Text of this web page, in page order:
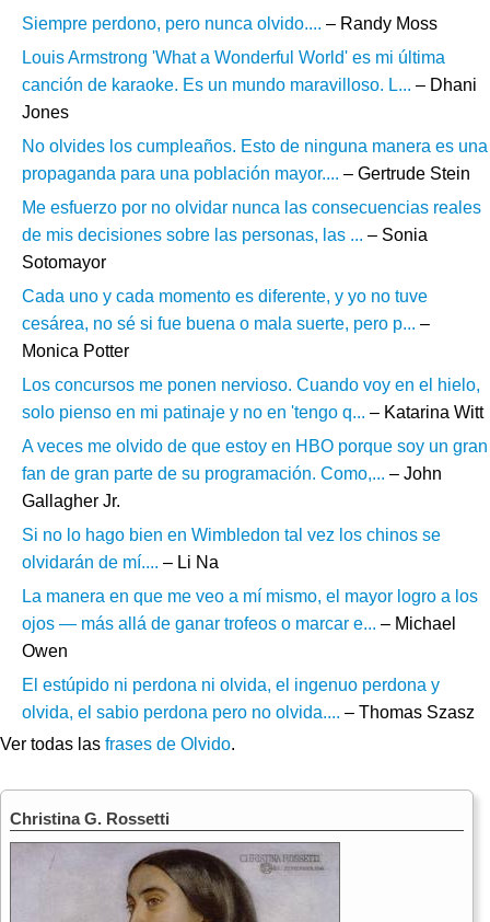
Siempre perdono, pero nunca olvido.... – Randy Moss
Louis Armstrong 'What a Wonderful World' es mi última
canción de karaoke. Es un mundo maravilloso. L... – Dhani
Jones
No olvides los cumpleaños. Esto de ninguna manera es una
propaganda para una población mayor.... – Gertrude Stein
Me esfuerzo por no olvidar nunca las consecuencias reales
de mis decisiones sobre las personas, las ... – Sonia
Sotomayor
Cada uno y cada momento es diferente, y yo no tuve
cesárea, no sé si fue buena o mala suerte, pero p... –
Monica Potter
Los concursos me ponen nervioso. Cuando voy en el hielo,
solo pienso en mi patinaje y no en 'tengo q... – Katarina Witt
A veces me olvido de que estoy en HBO porque soy un gran
fan de gran parte de su programación. Como,... – John
Gallagher Jr.
Si no lo hago bien en Wimbledon tal vez los chinos se
olvidarán de mí.... – Li Na
La manera en que me veo a mí mismo, el mayor logro a los
ojos — más allá de ganar trofeos o marcar e... – Michael
Owen
El estúpido ni perdona ni olvida, el ingenuo perdona y
olvida, el sabio perdona pero no olvida.... – Thomas Szasz
Ver todas las frases de Olvido.
Christina G. Rossetti